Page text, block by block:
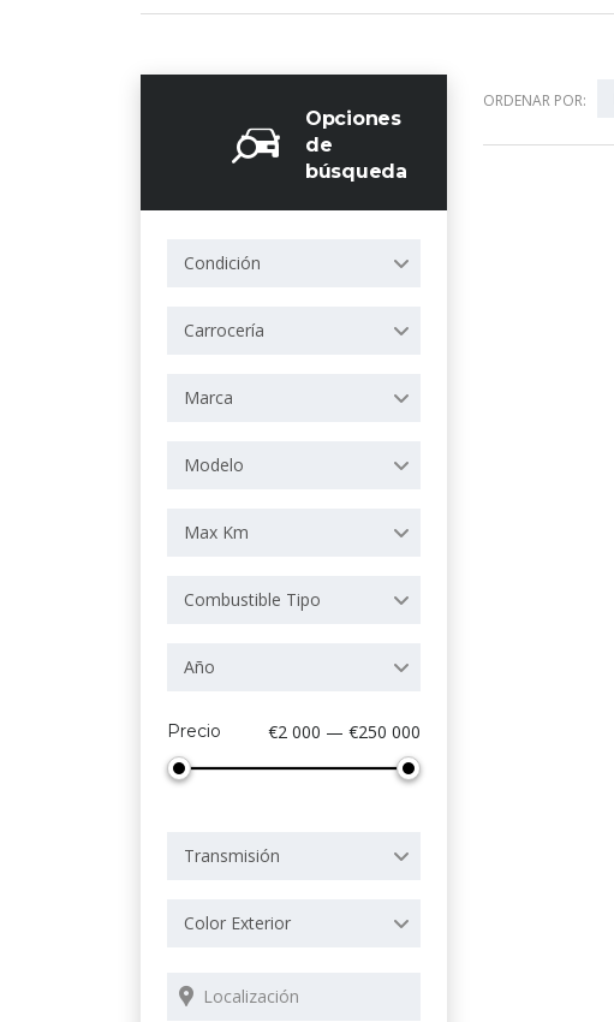
Opciones
de
búsqueda
Condición
Carrocería
Marca
Modelo
Max Km
Combustible Tipo
Año
Precio €2 000 — €250 000
Transmisión
Color Exterior
ORDENAR POR: